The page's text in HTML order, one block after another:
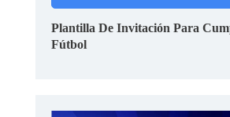
Plantilla De Invitación Para
Fútbol